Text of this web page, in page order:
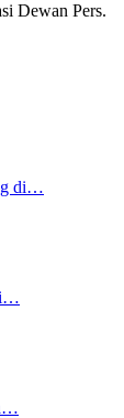
Dewan Pers.
di…